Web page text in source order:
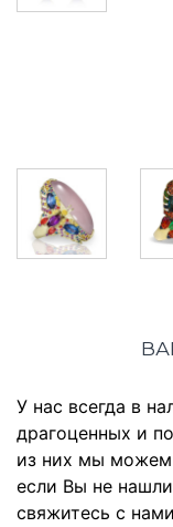
У нас всегда в
драгоценных и
из них мы можем
если Вы не
свяжитесь с